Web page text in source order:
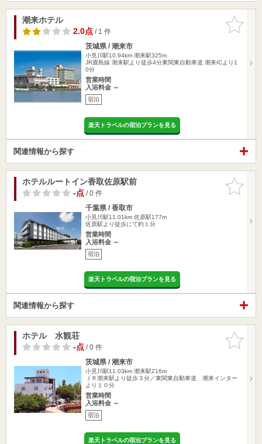
お気に入
りに追加
潮来ホテル
2.0点/ 1 件
茨城県 / 潮来市
小見川駅10.94km 潮来駅325m
JR鹿島線 潮来駅より徒歩4分東関東自動車道 潮来ICより1
0分
営業時間
入浴料金 ～
宿泊
楽天トラベルの宿泊プランを見る
関連情報から探す
お気に入
りに追加
ホテルルートイン香取佐原駅前
-点/ 0 件
千葉県 / 香取市
小見川駅11.01km 佐原駅177m
佐原駅より徒歩にて約１分
営業時間
入浴料金 ～
宿泊
楽天トラベルの宿泊プランを見る
関連情報から探す
お気に入
りに追加
ホテル 水観荘
-点/ 0 件
茨城県 / 潮来市
小見川駅11.03km 潮来駅216m
ＪＲ潮来駅より徒歩３分／東関東自動車道 潮来インター
より１０分
営業時間
入浴料金 ～
宿泊
楽天トラベルの宿泊プランを見る